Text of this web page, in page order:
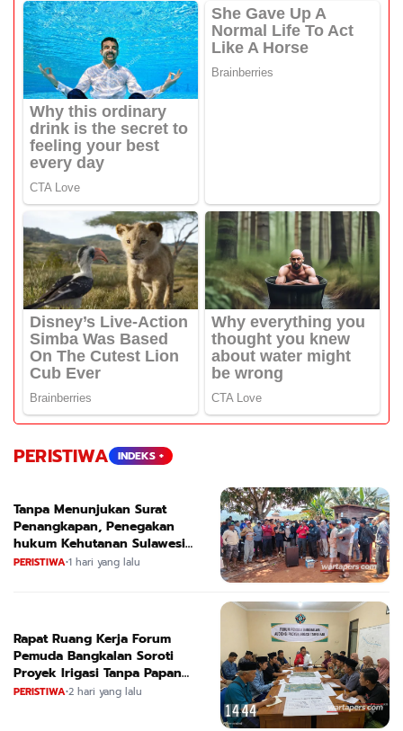
PERISTIWA INDEKS +
Tanpa Menunjukan Surat
Penangkapan, Penegakan
hukum Kehutanan Sulawesi
Selatan Culik Petani Ladah Di
PERISTIWA•1 hari yang lalu
Rapat Ruang Kerja Forum
Pemuda Bangkalan Soroti
Proyek Irigasi Tanpa Papan
Nama
PERISTIWA•2 hari yang lalu